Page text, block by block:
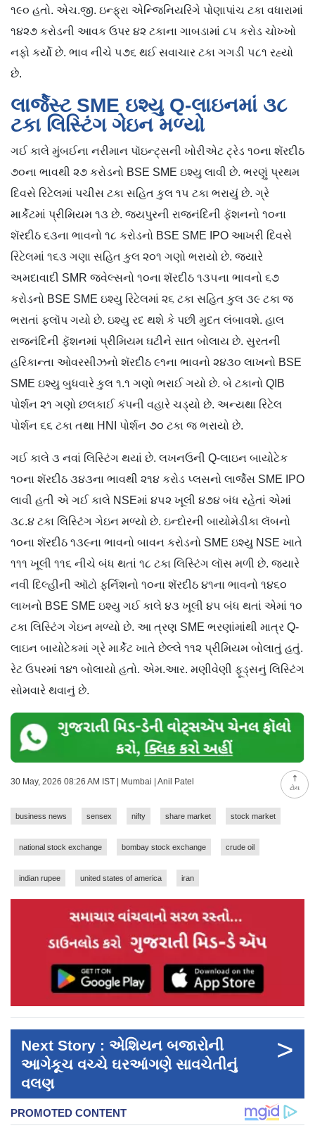
ટોચ
૧૯૦ હતો. એચ.જી. ઇન્ફ્રા એન્જિનિયરિંગે પોણાપાંચ ટકા વધારામાં
૧૪૨૭ કરોડની આવક ઉપર ૪૨ ટકાના ગાબડામાં ૮૫ કરોડ ચોખ્ખો
નફો કર્યો છે. ભાવ નીચે ૫૭૬ થઈ સવાચાર ટકા ગગડી ૫૮૧ રહ્યો
છે.
લાર્જેસ્ટ SME ઇશ્યુ Q-લાઇનમાં ૩૮
ટકા લિસ્ટિંગ ગેઇન મળ્યો
ગઈ કાલે મુંબઈના નરીમાન પૉઇન્ટ્સની ખોરીએટ ટ્રેડ ૧૦ના શૅરદીઠ
૭૦ના ભાવથી ૨૭ કરોડનો BSE SME ઇશ્યુ લાવી છે. ભરણું પ્રથમ
દિવસે રિટેલમાં પચીસ ટકા સહિત કુલ ૧૫ ટકા ભરાયું છે. ગ્રે
માર્કેટમાં પ્રીમિયમ ૧૩ છે. જયપુરની રાજનંદિની ફૅશનનો ૧૦ના
શૅરદીઠ ૬૩ના ભાવનો ૧૮ કરોડનો BSE SME IPO આખરી દિવસે
રિટેલમાં ૧૬૩ ગણા સહિત કુલ ૨૦૧ ગણો ભરાયો છે. જ્યારે
અમદાવાદી SMR જ્વેલ્સનો ૧૦ના શૅરદીઠ ૧૩૫ના ભાવનો ૬૭
કરોડનો BSE SME ઇશ્યુ રિટેલમાં ૨૬ ટકા સહિત કુલ ૩૯ ટકા જ
ભરાતાં ફ્લૉપ ગયો છે. ઇશ્યુ રદ થશે કે પછી મુદત લંબાવશે. હાલ
રાજનંદિની ફૅશનમાં પ્રીમિયમ ઘટીને સાત બોલાય છે. સુરતની
હરિકાન્તા ઓવરસીઝનો શૅરદીઠ ૯૧ના ભાવનો ૨૪૩૦ લાખનો BSE
SME ઇશ્યુ બુધવારે કુલ ૧.૧ ગણો ભરાઈ ગયો છે. બે ટકાનો QIB
પોર્શન ૨૧ ગણો છલકાઈ કંપની વહારે ચડ્યો છે. અન્યથા રિટેલ
પોર્શન ૬૬ ટકા તથા HNI પોર્શન ૭૦ ટકા જ ભરાયો છે.
ગઈ કાલે ૩ નવાં લિસ્ટિંગ થયાં છે. લખનઉની Q-લાઇન બાયોટેક
૧૦ના શૅરદીઠ ૩૪૩ના ભાવથી ૨૧૪ કરોડ પ્લસનો લાર્જેસ SME IPO
લાવી હતી એ ગઈ કાલે NSEમાં ૪૫૨ ખૂલી ૪૭૪ બંધ રહેતાં એમાં
૩૮.૪ ટકા લિસ્ટિંગ ગેઇન મળ્યો છે. ઇન્દોરની બાયોમેડીકા લૅબનો
૧૦ના શૅરદીઠ ૧૩૯ના ભાવનો બાવન કરોડનો SME ઇશ્યુ NSE ખાતે
૧૧૧ ખૂલી ૧૧૬ નીચે બંધ થતાં ૧૮ ટકા લિસ્ટિંગ લૉસ મળી છે. જ્યારે
નવી દિલ્હીની ઑટો ફર્નિશનો ૧૦ના શૅરદીઠ ૪૧ના ભાવનો ૧૪૬૦
લાખનો BSE SME ઇશ્યુ ગઈ કાલે ૪૩ ખૂલી ૪૫ બંધ થતાં એમાં ૧૦
ટકા લિસ્ટિંગ ગેઇન મળ્યો છે. આ ત્રણ SME ભરણાંમાંથી માત્ર Q-
લાઇન બાયોટેકમાં ગ્રે માર્કેટ ખાતે છેલ્લે ૧૧૨ પ્રીમિયમ બોલાતું હતું.
રેટ ઉપરમાં ૧૪૧ બોલાયો હતો. એમ.આર. મણીવેણી ફૂડ્સનું લિસ્ટિંગ
સોમવારે થવાનું છે.
30 May, 2026 08:26 AM IST | Mumbai | Anil Patel
business news sensex nifty share market stock market
national stock exchange bombay stock exchange crude oil
indian rupee united states of america iran
Next Story : એશિયન બજારોની
આગેકૂચ વચ્ચે ઘરઆંગણે સાવચેતીનું
વલણ
>